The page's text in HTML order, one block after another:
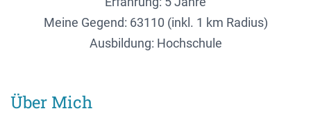
Meine Gegend: 63110 (inkl. 1 km Radius)
Ausbildung: Hochschule
Über Mich